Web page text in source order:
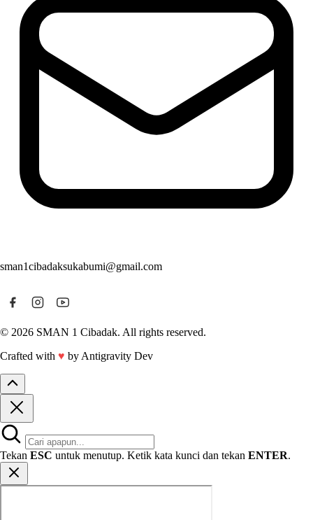
sman1cibadaksukabumi@gmail.com
© 2026 SMAN 1 Cibadak. All rights reserved.
Crafted with ♥ by Antigravity Dev
Tekan ESC untuk menutup. Ketik kata kunci dan tekan ENTER.